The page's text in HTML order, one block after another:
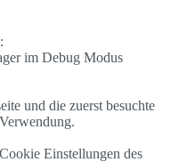
im Debug Modus
und die zuerst besuchte
Einstellungen des